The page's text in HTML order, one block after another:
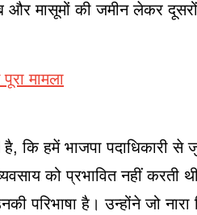
और मासूमों की जमीन लेकर
मामला
कि हमें भाजपा पदाधिकारी से
को प्रभावित नहीं करती
परिभाषा है। उन्होंने जो नारा